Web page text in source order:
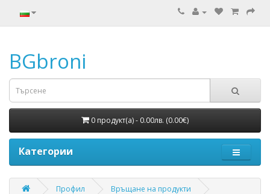
BGbroni
0 продукт(а) - 0.00лв. (0.00€)
Категории
Профил Връщане на продукти